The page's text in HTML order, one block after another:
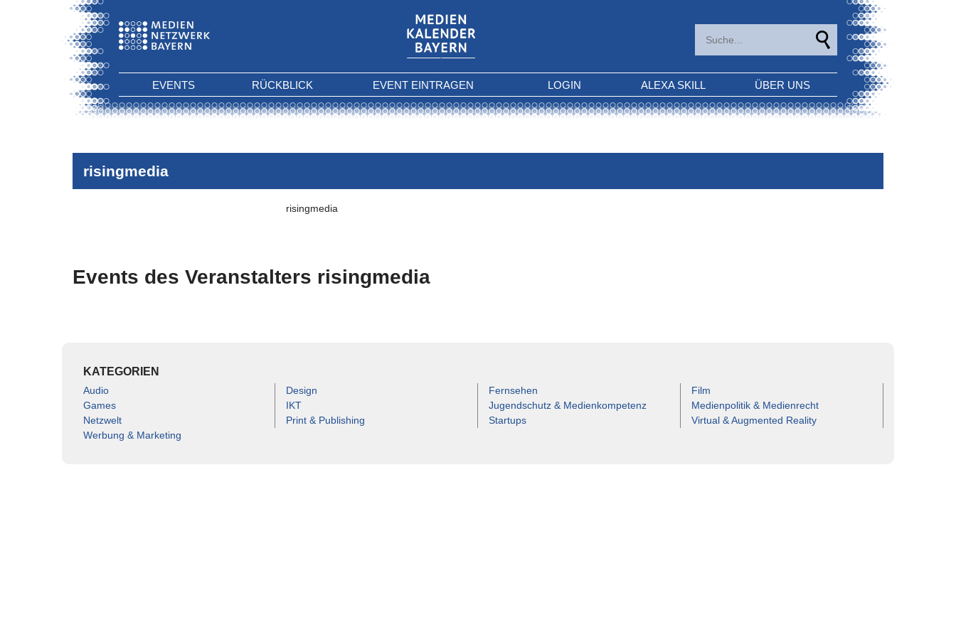
EVENTS RÜCKBLICK EVENT EINTRAGEN LOGIN ALEXA SKILL ÜBER UNS
risingmedia
risingmedia
Events des Veranstalters risingmedia
KATEGORIEN
Audio Design Fernsehen
Film
Games
IKT Jugendschutz & Medienkompetenz
Medienpolitik & Medienrecht
Netzwelt
Print & Publishing Startups
Virtual & Augmented Reality
Werbung & Marketing